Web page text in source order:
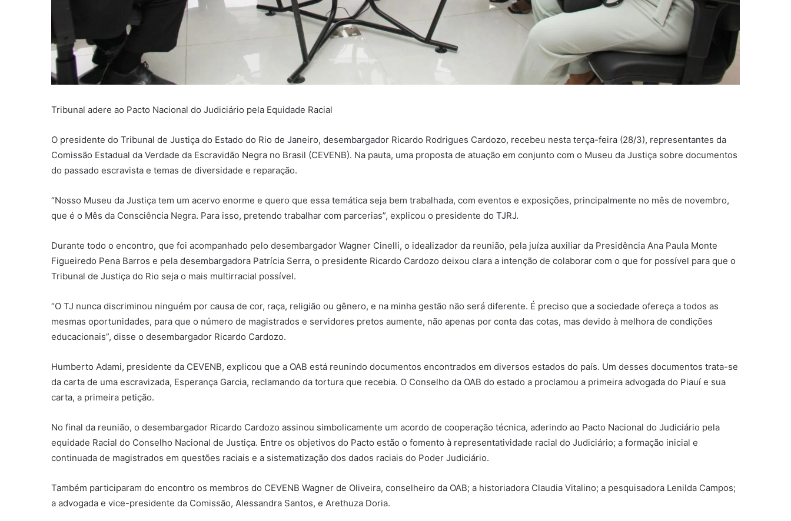
Tribunal adere ao Pacto Nacional do Judiciário pela Equidade Racial
O presidente do Tribunal de Justiça do Estado do Rio de Janeiro, desembargador Ricardo Rodrigues Cardozo, recebeu nesta terça-feira (28/3), representantes da
Comissão Estadual da Verdade da Escravidão Negra no Brasil (CEVENB). Na pauta, uma proposta de atuação em conjunto com o Museu da Justiça sobre documentos
do passado escravista e temas de diversidade e reparação.
“Nosso Museu da Justiça tem um acervo enorme e quero que essa temática seja bem trabalhada, com eventos e exposições, principalmente no mês de novembro,
que é o Mês da Consciência Negra. Para isso, pretendo trabalhar com parcerias”, explicou o presidente do TJRJ.
Durante todo o encontro, que foi acompanhado pelo desembargador Wagner Cinelli, o idealizador da reunião, pela juíza auxiliar da Presidência Ana Paula Monte
Figueiredo Pena Barros e pela desembargadora Patrícia Serra, o presidente Ricardo Cardozo deixou clara a intenção de colaborar com o que for possível para que o
Tribunal de Justiça do Rio seja o mais multirracial possível.
“O TJ nunca discriminou ninguém por causa de cor, raça, religião ou gênero, e na minha gestão não será diferente. É preciso que a sociedade ofereça a todos as
mesmas oportunidades, para que o número de magistrados e servidores pretos aumente, não apenas por conta das cotas, mas devido à melhora de condições
educacionais”, disse o desembargador Ricardo Cardozo.
Humberto Adami, presidente da CEVENB, explicou que a OAB está reunindo documentos encontrados em diversos estados do país. Um desses documentos trata-se
da carta de uma escravizada, Esperança Garcia, reclamando da tortura que recebia. O Conselho da OAB do estado a proclamou a primeira advogada do Piauí e sua
carta, a primeira petição.
No final da reunião, o desembargador Ricardo Cardozo assinou simbolicamente um acordo de cooperação técnica, aderindo ao Pacto Nacional do Judiciário pela
equidade Racial do Conselho Nacional de Justiça. Entre os objetivos do Pacto estão o fomento à representatividade racial do Judiciário; a formação inicial e
continuada de magistrados em questões raciais e a sistematização dos dados raciais do Poder Judiciário.
Também participaram do encontro os membros do CEVENB Wagner de Oliveira, conselheiro da OAB; a historiadora Claudia Vitalino; a pesquisadora Lenilda Campos;
a advogada e vice-presidente da Comissão, Alessandra Santos, e Arethuza Doria.